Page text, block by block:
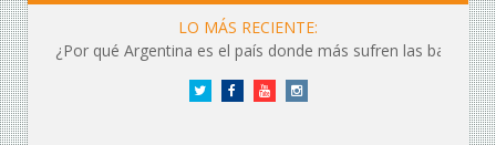
LO MÁS RECIENTE:
¿Por qué Argentina es el país donde más sufren las baterías?
Twitter FacebookYouTubeInstagram